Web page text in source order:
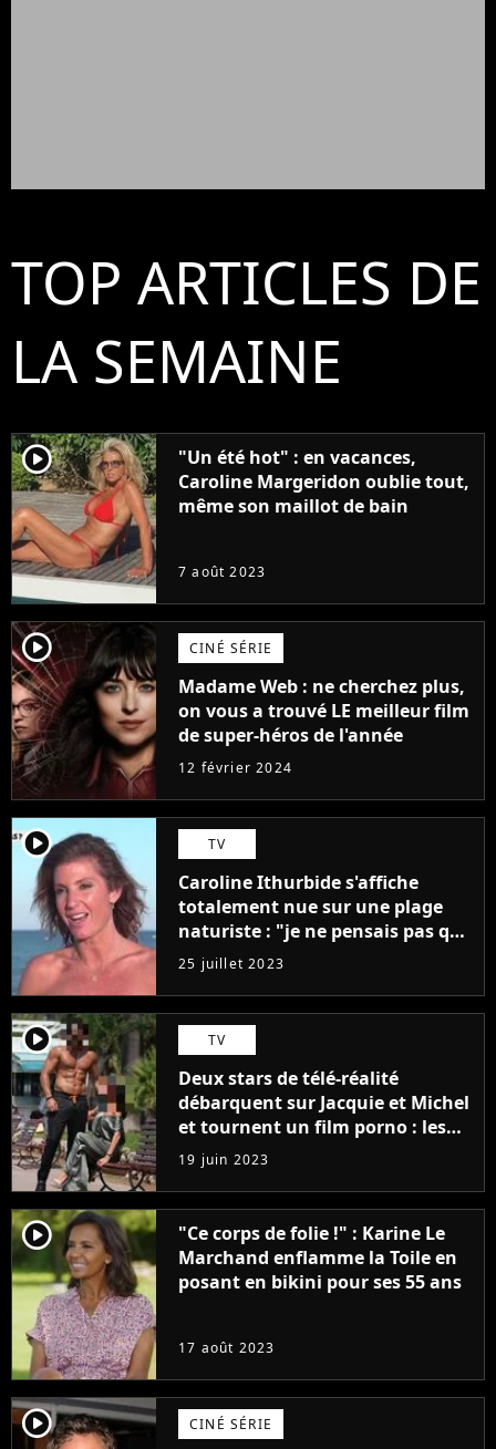
TOP ARTICLES DE
LA SEMAINE
player2
"Un été hot" : en vacances,
Caroline Margeridon oublie tout,
même son maillot de bain
7 août 2023
player2 CINÉ SÉRIE
Madame Web : ne cherchez plus,
on vous a trouvé LE meilleur film
de super-héros de l'année
12 février 2024
player2 TV
Caroline Ithurbide s'affiche
totalement nue sur une plage
naturiste : "je ne pensais pas que
j'arriverais à le faire..."
25 juillet 2023
player2 TV
Deux stars de télé-réalité
débarquent sur Jacquie et Michel
et tournent un film porno : les
premières images du tournage
(exclu)
19 juin 2023
player2
"Ce corps de folie !" : Karine Le
Marchand enflamme la Toile en
posant en bikini pour ses 55 ans
17 août 2023
player2 CINÉ SÉRIE